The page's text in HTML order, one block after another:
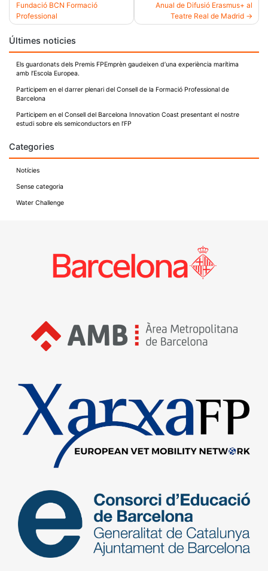
Navegació
d'entrades
Fundació BCN Formació
Professional
Anual de Difusió Erasmus+ al
Teatre Real de Madrid
Últimes noticies
Els guardonats dels Premis FPEmprèn gaudeixen d’una experiència marítima
amb l’Escola Europea.
Participem en el darrer plenari del Consell de la Formació Professional de
Barcelona
Participem en el Consell del Barcelona Innovation Coast presentant el nostre
estudi sobre els semiconductors en l’FP
Categories
Notícies
Sense categoria
Water Challenge